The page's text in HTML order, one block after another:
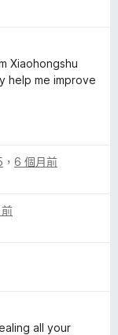
Xiaohongshu
help me improve
， 6 個月前
all your